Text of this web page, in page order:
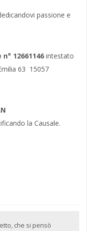
passione e
12661146 intestato
63 15057
la Causale.
che si pensò